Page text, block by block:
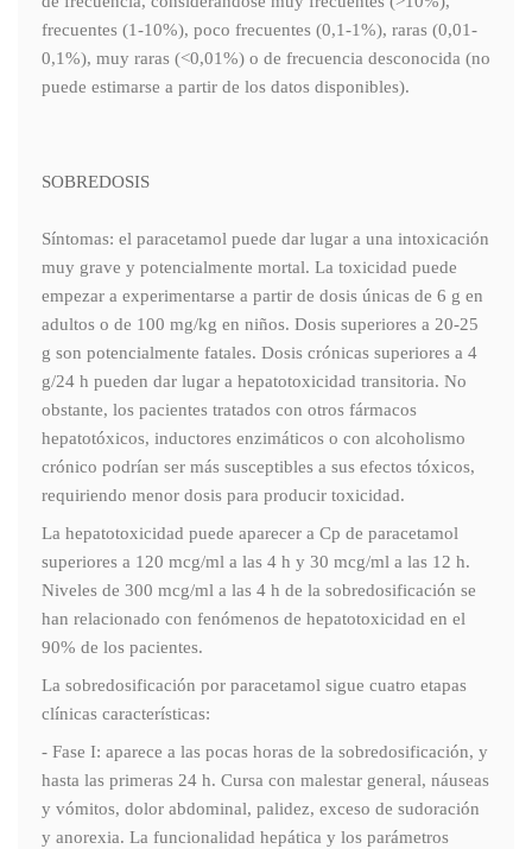
frecuentes (1-10%), poco frecuentes (0,1-1%), raras (0,01-
0,1%), muy raras (<0,01%) o de frecuencia desconocida (no
puede estimarse a partir de los datos disponibles).
SOBREDOSIS
Síntomas: el paracetamol puede dar lugar a una intoxicación
muy grave y potencialmente mortal. La toxicidad puede
empezar a experimentarse a partir de dosis únicas de 6 g en
adultos o de 100 mg/kg en niños. Dosis superiores a 20-25
g son potencialmente fatales. Dosis crónicas superiores a 4
g/24 h pueden dar lugar a hepatotoxicidad transitoria. No
obstante, los pacientes tratados con otros fármacos
hepatotóxicos, inductores enzimáticos o con alcoholismo
crónico podrían ser más susceptibles a sus efectos tóxicos,
requiriendo menor dosis para producir toxicidad.
La hepatotoxicidad puede aparecer a Cp de paracetamol
superiores a 120 mcg/ml a las 4 h y 30 mcg/ml a las 12 h.
Niveles de 300 mcg/ml a las 4 h de la sobredosificación se
han relacionado con fenómenos de hepatotoxicidad en el
90% de los pacientes.
La sobredosificación por paracetamol sigue cuatro etapas
clínicas características:
- Fase I: aparece a las pocas horas de la sobredosificación, y
hasta las primeras 24 h. Cursa con malestar general, náuseas
y vómitos, dolor abdominal, palidez, exceso de sudoración
y anorexia. La funcionalidad hepática y los parámetros